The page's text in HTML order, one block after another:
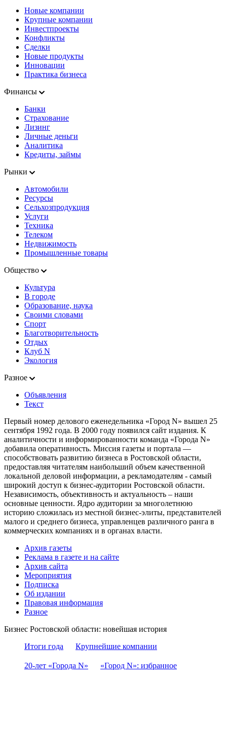
Новые компании
Крупные компании
Инвестпроекты
Конфликты
Сделки
Новые продукты
Инновации
Практика бизнеса
Финансы
Банки
Страхование
Лизинг
Личные деньги
Аналитика
Кредиты, займы
Рынки
Автомобили
Ресурсы
Сельхозпродукция
Услуги
Техника
Телеком
Недвижимость
Промышленные товары
Общество
Культура
В городе
Образование, наука
Своими словами
Спорт
Благотворительность
Отдых
Клуб N
Экология
Разное
Объявления
Текст
Первый номер делового еженедельника «Город N» вышел 25
сентября 1992 года. В 2000 году появился сайт издания. К
аналитичности и информированности команда «Города N»
добавила оперативность. Миссия газеты и портала —
способствовать развитию бизнеса в Ростовской области,
предоставляя читателям наибольший объем качественной
локальной деловой информации, а рекламодателям - самый
широкий доступ к бизнес-аудитории Ростовской области.
Независимость, объективность и актуальность – наши
основные ценности. Ядро аудитории за многолетнюю
историю сложилась из местной бизнес-элиты, представителей
малого и среднего бизнеса, управленцев различного ранга в
коммерческих компаниях и в органах власти.
Архив газеты
Реклама в газете и на сайте
Архив сайта
Мероприятия
Подписка
Об издании
Правовая информация
Разное
Бизнес Ростовской области: новейшая история
Итоги года
Крупнейшие компании
20-лет «Города N» «Город N»: избранное